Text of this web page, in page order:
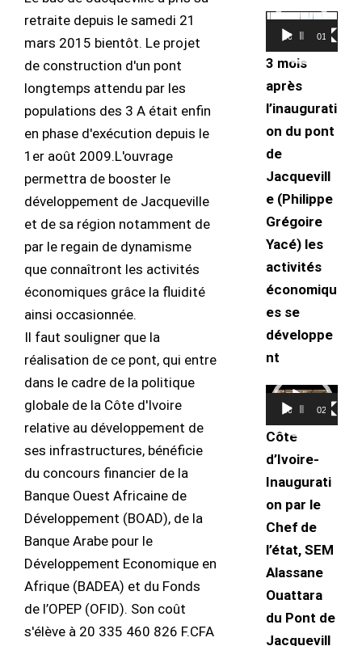
retraite depuis le samedi 21
mars 2015 bientôt. Le projet
de construction d'un pont
longtemps attendu par les
populations des 3 A était enfin
en phase d'exécution depuis le
1er août 2009.L'ouvrage
permettra de booster le
développement de Jacqueville
et de sa région notamment de
par le regain de dynamisme
que connaîtront les activités
économiques grâce la fluidité
ainsi occasionnée.
Il faut souligner que la
réalisation de ce pont, qui entre
dans le cadre de la politique
globale de la Côte d'Ivoire
relative au développement de
ses infrastructures, bénéficie
du concours financier de la
Banque Ouest Africaine de
Développement (BOAD), de la
Banque Arabe pour le
Développement Economique en
Afrique (BADEA) et du Fonds
de l’OPEP (OFID). Son coût
s'élève à 20 335 460 826 F.CFA
Lecteur
vidéo00:00 01:55
3 mois
après
l’inaugurati
on du pont
de
Jacquevill
e (Philippe
Grégoire
Yacé) les
activités
économiqu
es se
développe
nt
Lecteur
vidéo00:00 02:23
Côte
d’Ivoire-
Inaugurati
on par le
Chef de
l’état, SEM
Alassane
Ouattara
du Pont de
Jacquevill